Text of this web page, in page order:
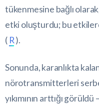
tükenmesine bağlı
etki oluşturdu; bu
( R).
Sonunda, karanlıkta
nörotransmitterleri
yıkımının arttığı